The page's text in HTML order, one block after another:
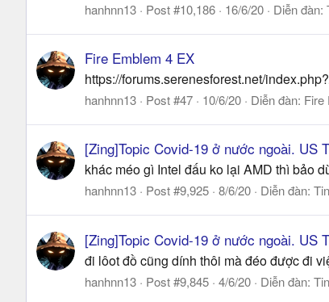
hanhnn13 Post #10,186 16/6/20 Diễn đàn:
Fire Emblem 4 EX
https://forums.serenesforest.net/
hanhnn13 Post #47 10/6/20 Diễn đàn: Fire
[Zing]Topic Covid-19 ở nước ngoài. US
khác méo gì Intel đấu ko lại AMD thì bảo
hanhnn13 Post #9,925 8/6/20 Diễn đàn:
[Zing]Topic Covid-19 ở nước ngoài. US
đi lôot đồ cũng dính thôi mà đéo được đi
hanhnn13 Post #9,845 4/6/20 Diễn đàn: